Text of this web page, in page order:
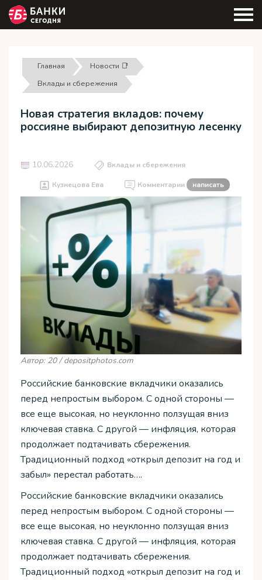
Главная
Новости 📑
Вклады и сбережения
Новая стратегия вкладов: почему
россияне выбирают депозитную лесенку
10.06.2026 Вклады и сбережения
Кузнецова Ева Комментарии написать
Автор: 20 / depositphotos.com
Российские банковские вкладчики оказались
перед непростым выбором. С одной стороны —
все еще высокая, но неуклонно ползущая вниз
ключевая ставка. С другой — инфляция, которая
продолжает подтачивать сбережения.
Традиционный подход «открыл депозит на год и
забыл» перестал работать….
Российские банковские вкладчики оказались
перед непростым выбором. С одной стороны —
все еще высокая, но неуклонно ползущая вниз
ключевая ставка. С другой — инфляция, которая
продолжает подтачивать сбережения.
Традиционный подход «открыл депозит на год и